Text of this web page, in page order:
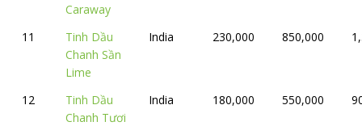
Caraway
11
Tinh Dầu
Chanh Sần
Lime
India 230,000 850,000
12
Tinh Dầu
Chanh Tươi
India 180,000 550,000